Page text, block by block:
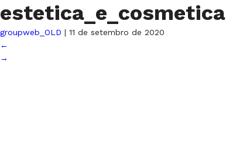
estetica_e_cosmetica
groupweb_OLD | 11 de setembro de 2020
←
→